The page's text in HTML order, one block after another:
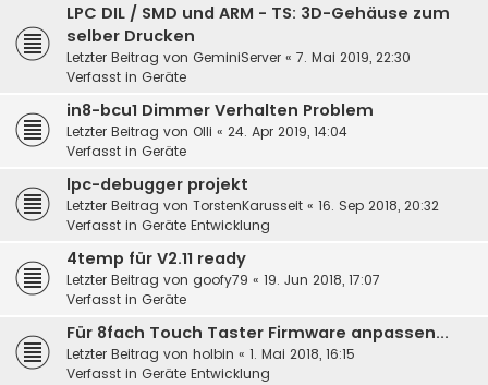
LPC DIL / SMD und ARM - TS: 3D-Gehäuse zum
selber Drucken
Letzter Beitrag von GeminiServer « 7. Mai 2019, 22:30
Verfasst in Geräte
in8-bcu1 Dimmer Verhalten Problem
Letzter Beitrag von Olli « 24. Apr 2019, 14:04
Verfasst in Geräte
lpc-debugger projekt
Letzter Beitrag von TorstenKarusseit « 16. Sep 2018, 20:32
Verfasst in Geräte Entwicklung
4temp für V2.11 ready
Letzter Beitrag von goofy79 « 19. Jun 2018, 17:07
Verfasst in Geräte
Für 8fach Touch Taster Firmware anpassen...
Letzter Beitrag von holbin « 1. Mai 2018, 16:15
Verfasst in Geräte Entwicklung